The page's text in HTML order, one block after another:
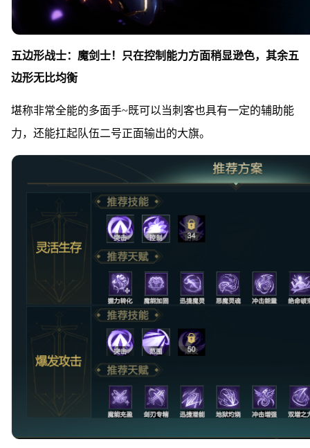
五边形战士：魔剑士！只在控制能力方面稍显逊色，其余五
边形无比均衡
堪称非常全能的多面手~既可以当刺客也具有一定的辅助能
力，还能扛起队伍二号正面输出的大旗。